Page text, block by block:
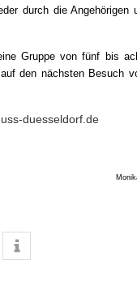
durch die Angehörigen
Gruppe von fünf bis
den nächsten Besuch
duesseldorf.de